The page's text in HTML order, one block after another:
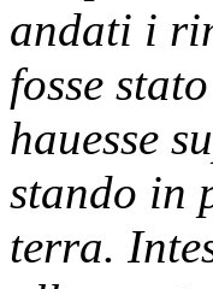
andati i
fosse
hauesse
stando in
terra.